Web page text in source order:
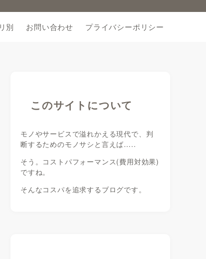
別 お問い合わせ プライバシーポリシー
このサイトについて
モノやサービスで溢れかえる現代で、判
断するためのモノサシと言えば…..
そう。コストパフォーマンス(費用対効果)
ですね。
そんなコスパを追求するブログです。